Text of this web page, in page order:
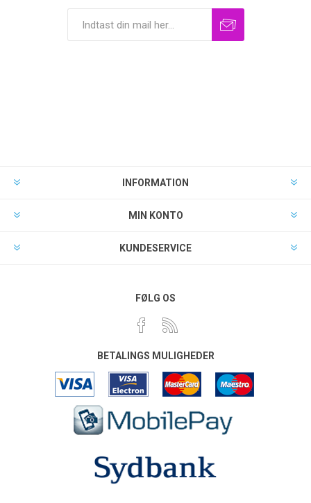
INFORMATION
MIN KONTO
KUNDESERVICE
FØLG OS
BETALINGS MULIGHEDER